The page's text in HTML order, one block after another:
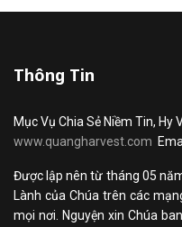
Thông Tin
Mục Vụ Chia Sẻ Niềm Tin, Hy
www.quangharvest.com
Được lập nên từ tháng 05
Lành của Chúa trên các
mọi nơi. Nguyện xin Chúa